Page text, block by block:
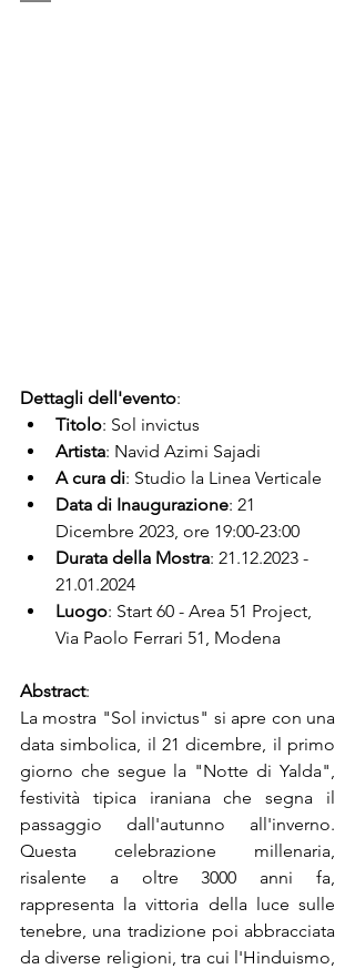
Dettagli dell'evento:
Titolo: Sol invictus
Artista: Navid Azimi Sajadi
A cura di: Studio la Linea Verticale
Data di Inaugurazione: 21
Dicembre 2023, ore 19:00-23:00
Durata della Mostra: 21.12.2023 -
21.01.2024
Luogo: Start 60 - Area 51 Project,
Via Paolo Ferrari 51, Modena
Abstract:
La mostra "Sol invictus" si apre con una
data simbolica, il 21 dicembre, il primo
giorno che segue la "Notte di Yalda",
festività tipica iraniana che segna il
passaggio dall'autunno all'inverno.
Questa celebrazione millenaria,
risalente a oltre 3000 anni fa,
rappresenta la vittoria della luce sulle
tenebre, una tradizione poi abbracciata
da diverse religioni, tra cui l'Hinduismo,